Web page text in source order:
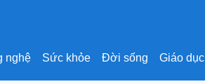
nghệ Sức khỏe Đời sống Giáo dục